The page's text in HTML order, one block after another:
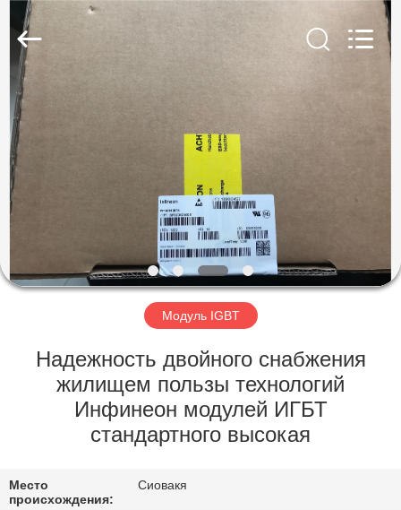
ДОМОЙ
ПРОДУКТЫ
ВИДЕОЗАПИСИ
О
НАС
ЭКСКУРСИЯ
ЗАВОДУ
КАЧЕСТВА
Rights
Reserved.
Developed
ECER
Модуль IGBT
Надежность двойного снабжения
жилищем пользы технологий
Инфинеон модулей ИГБТ
стандартного высокая
Место
происхождения:
Сиовакя